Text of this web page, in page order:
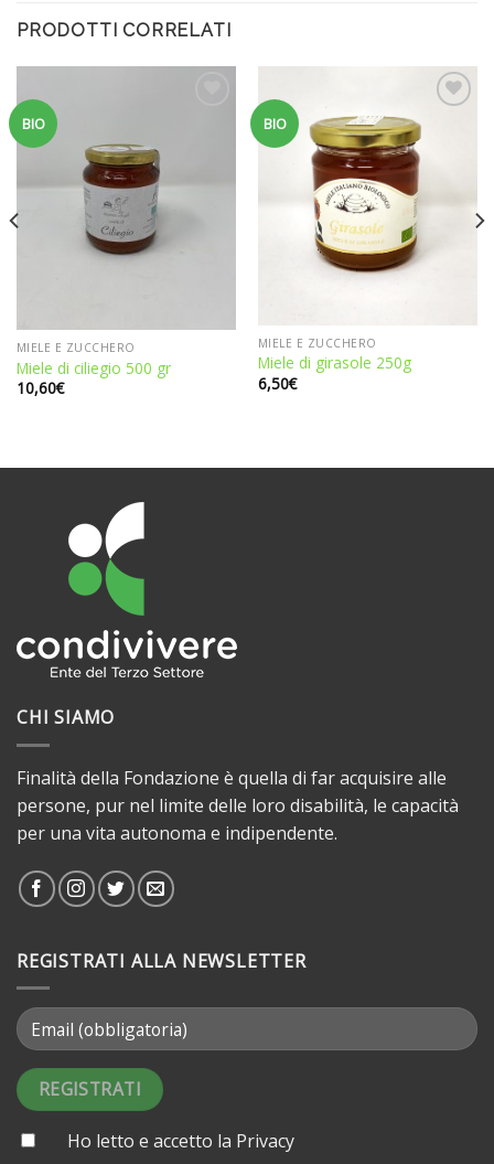
PRODOTTI CORRELATI
BIO
MIELE E ZUCCHERO
Miele di ciliegio 500 gr
10,60€
BIO
Aggiungi
lista dei
desideri
MIELE E ZUCCHERO
Miele di girasole 250g
6,50€
CHI SIAMO
Finalità della Fondazione è quella di far acquisire alle
persone, pur nel limite delle loro disabilità, le capacità
per una vita autonoma e indipendente.
REGISTRATI ALLA NEWSLETTER
Ho letto e accetto la Privacy